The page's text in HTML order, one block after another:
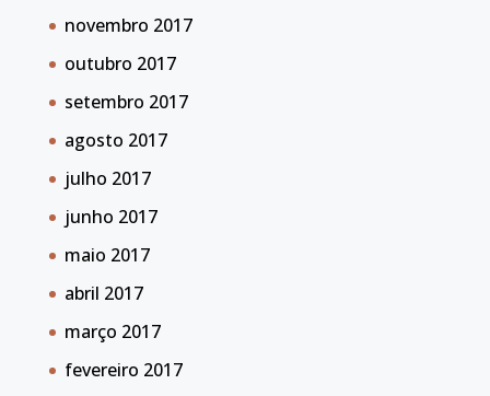
novembro 2017
outubro 2017
setembro 2017
agosto 2017
julho 2017
junho 2017
maio 2017
abril 2017
março 2017
fevereiro 2017